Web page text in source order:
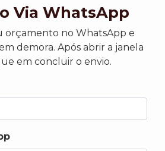
Via WhatsApp
orçamento no WhatsApp e
demora. Após abrir a janela
em concluir o envio.